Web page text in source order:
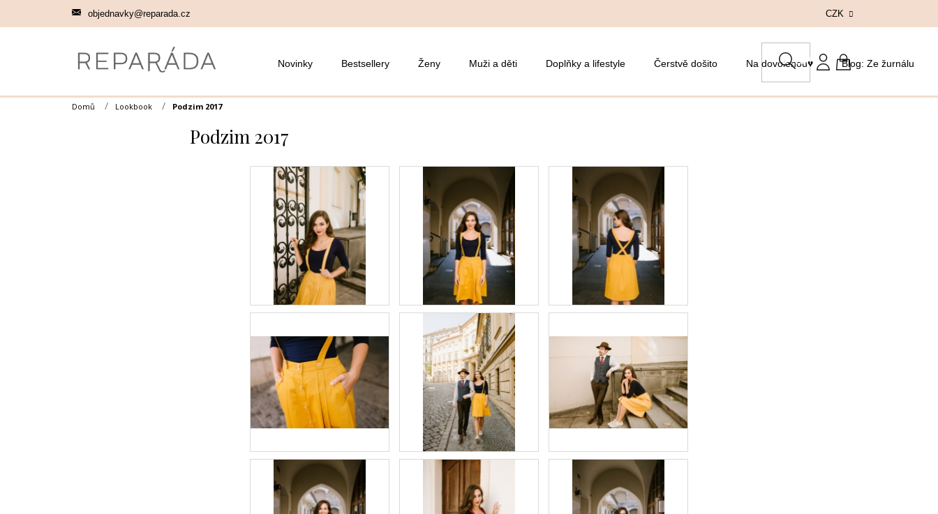
objednavky@reparada.cz CZK
HLEDAT
NÁKUPNÍ
Novinky Bestsellery Ženy Muži a děti Doplňky a lifestyle Čerstvě došito Na dovolenou♥ Blog: Ze žurnálu
Domů Lookbook Podzim 2017
Podzim 2017